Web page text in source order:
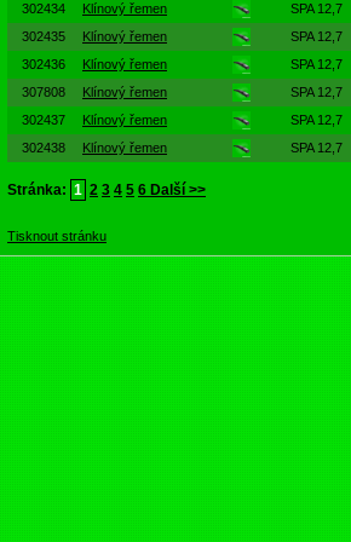
302434
Klínový řemen SPA 12,7
302435
Klínový řemen SPA 12,7
302436
Klínový řemen SPA 12,7
307808
Klínový řemen SPA 12,7
302437
Klínový řemen SPA 12,7
302438
Klínový řemen SPA 12,7
Stránka: 1 2 3 4 5 6 Další >>
Tisknout stránku